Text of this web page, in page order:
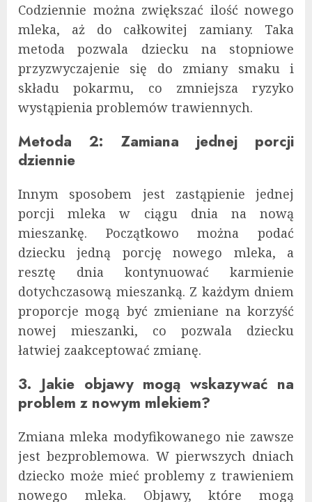
Codziennie można zwiększać ilość nowego
mleka, aż do całkowitej zamiany. Taka
metoda pozwala dziecku na stopniowe
przyzwyczajenie się do zmiany smaku i
składu pokarmu, co zmniejsza ryzyko
wystąpienia problemów trawiennych.
Metoda 2: Zamiana jednej porcji
dziennie
Innym sposobem jest zastąpienie jednej
porcji mleka w ciągu dnia na nową
mieszankę. Początkowo można podać
dziecku jedną porcję nowego mleka, a
resztę dnia kontynuować karmienie
dotychczasową mieszanką. Z każdym dniem
proporcje mogą być zmieniane na korzyść
nowej mieszanki, co pozwala dziecku
łatwiej zaakceptować zmianę.
3. Jakie objawy mogą wskazywać na
problem z nowym mlekiem?
Zmiana mleka modyfikowanego nie zawsze
jest bezproblemowa. W pierwszych dniach
dziecko może mieć problemy z trawieniem
nowego mleka. Objawy, które mogą